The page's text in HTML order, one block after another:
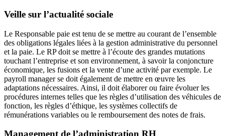
Veille sur l’actualité sociale
Le Responsable paie est tenu de se mettre au courant de l’ensemble
des obligations légales liées à la gestion administrative du personnel
et la paie. Le RP doit se mettre à l’écoute des grandes mutations
touchant l’entreprise et son environnement, à savoir la conjoncture
économique, les fusions et la vente d’une activité par exemple. Le
payroll manager se doit également de mettre en œuvre les
adaptations nécessaires. Ainsi, il doit élaborer ou faire évoluer les
procédures internes telles que les règles d’utilisation des véhicules de
fonction, les règles d’éthique, les systèmes collectifs de
rémunérations variables ou le remboursement des notes de frais.